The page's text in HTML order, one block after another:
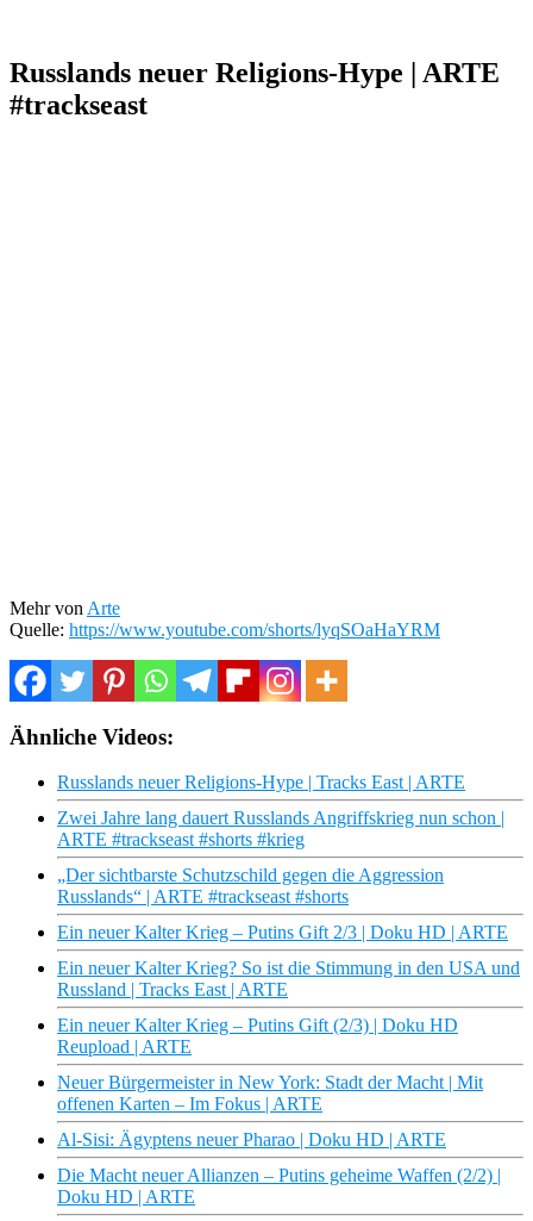
Russlands neuer Religions-Hype | ARTE
#trackseast
Mehr von Arte
Quelle: https://www.youtube.com/shorts/lyqSOaHaYRM
Ähnliche Videos:
Russlands neuer Religions-Hype | Tracks East | ARTE
Zwei Jahre lang dauert Russlands Angriffskrieg nun schon |
ARTE #trackseast #shorts #krieg
„Der sichtbarste Schutzschild gegen die Aggression
Russlands“ | ARTE #trackseast #shorts
Ein neuer Kalter Krieg – Putins Gift 2/3 | Doku HD | ARTE
Ein neuer Kalter Krieg? So ist die Stimmung in den USA und
Russland | Tracks East | ARTE
Ein neuer Kalter Krieg – Putins Gift (2/3) | Doku HD
Reupload | ARTE
Neuer Bürgermeister in New York: Stadt der Macht | Mit
offenen Karten – Im Fokus | ARTE
Al-Sisi: Ägyptens neuer Pharao | Doku HD | ARTE
Die Macht neuer Allianzen – Putins geheime Waffen (2/2) |
Doku HD | ARTE